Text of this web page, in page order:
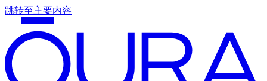
跳转至主要内容